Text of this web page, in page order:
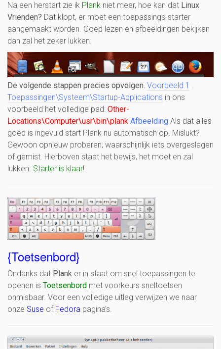
Na een herstart zie ik Plank niet meer, hoe kan dat Linux
Vrienden? Dat klopt, er moet een toepassings-starter
aangemaakt worden. Goed lezen en afbeeldingen bekijken
dan zal het zeker lukken.
De volgende stappen precies opvolgen. Voorbeeld 1 .
Toepassingen\Systeem\Startup-Applications in ons
voorbeeld het volledige pad: Other-
Locations\Computer\usr\bin\plank Afbeelding Als dat alles
goed is ingevuld start Plank nu automatisch op. Mislukt?
Gewoon opnieuw proberen, waarschijnlijk iets overgeslagen
of gemist. Hierboven staat het bewijs, het moet en zal
lukken. Starter is klaar!
{Toetsenbord}
Ondanks dat Plank er in staat om snel toepassingen te
openen is Toetsenbord met voorkeurs sneltoetsen
onmisbaar. Voor een volledige uitleg verwijzen we naar
onze Suse of Fedora pagina’s.